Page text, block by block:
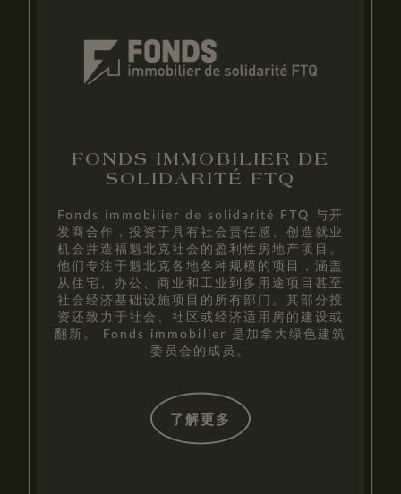
FONDS IMMOBILIER DE
SOLIDARITÉ FTQ
Fonds immobilier de solidarité FTQ 与开
发商合作，投资于具有社会责任感、创造就业
机会并造福魁北克社会的盈利性房地产项目。
他们专注于魁北克各地各种规模的项目，涵盖
从住宅、办公、商业和工业到多用途项目甚至
社会经济基础设施项目的所有部门。其部分投
资还致力于社会、社区或经济适用房的建设或
翻新。 Fonds immobilier 是加拿大绿色建筑
委员会的成员。
了解更多